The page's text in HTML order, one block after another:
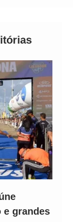
e grandes